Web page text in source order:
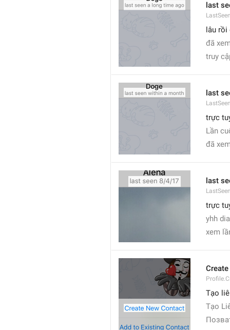
last
lâu rồi
đã
truy
last
trực
Lần
đã
last
trực
yhh
xem
Tạo
Tạo